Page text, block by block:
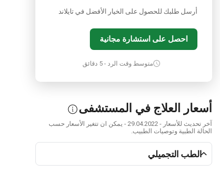
أرسل طلبك للحصول على الخيار الأفضل في تايلاند
احصل على استشارة مجانية
متوسط وقت الرد - 5 دقائق
أسعار العلاج في المستشفى
آخر تحديث للأسعار - 29.04.2022 - يمكن ان تتغير الأسعار حسب
الحالة الطبية وتوصيات الطبيب.
الطب التجميلي